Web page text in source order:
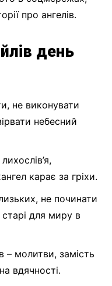
про ангелів.
день
не виконувати
небесний
карає за гріхи.
не починати
для миру в
– молитви, замість
вдячності.